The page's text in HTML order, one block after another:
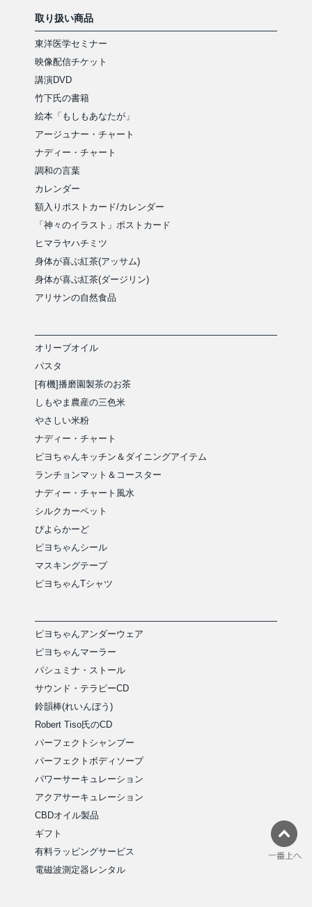
取り扱い商品
東洋医学セミナー
映像配信チケット
講演DVD
竹下氏の書籍
絵本「もしもあなたが」
アージュナー・チャート
ナディー・チャート
調和の言葉
カレンダー
額入りポストカード/カレンダー
「神々のイラスト」ポストカード
ヒマラヤハチミツ
身体が喜ぶ紅茶(アッサム)
身体が喜ぶ紅茶(ダージリン)
アリサンの自然食品
オリーブオイル
パスタ
[有機]播磨園製茶のお茶
しもやま農産の三色米
やさしい米粉
ナディー・チャート
ピヨちゃんキッチン＆ダイニングアイテム
ランチョンマット＆コースター
ナディー・チャート風水
シルクカーペット
ぴよらかーど
ピヨちゃんシール
マスキングテープ
ピヨちゃんTシャツ
ピヨちゃんアンダーウェア
ピヨちゃんマーラー
パシュミナ・ストール
サウンド・テラピーCD
鈴韻棒(れいんぼう)
Robert Tiso氏のCD
パーフェクトシャンプー
パーフェクトボディソープ
パワーサーキュレーション
アクアサーキュレーション
CBDオイル製品
ギフト
有料ラッピングサービス
電磁波測定器レンタル